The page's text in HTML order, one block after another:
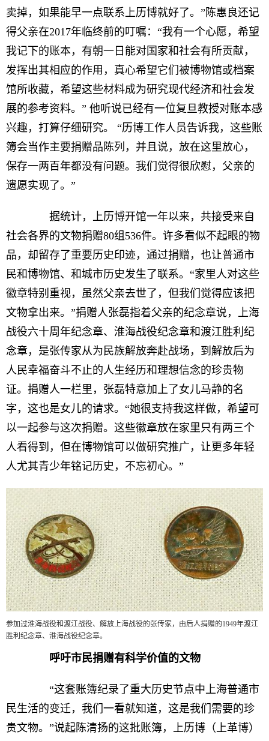
卖掉，如果能早一点联系上历博就好了。”陈惠良还记
得父亲在2017年临终前的叮嘱：“我有一个心愿，希望
我记下的账本，有朝一日能对国家和社会有所贡献，
发挥出其相应的作用，真心希望它们被博物馆或档案
馆所收藏，希望这些材料成为研究现代经济和社会发
展的参考资料。” 他听说已经有一位复旦教授对账本感
兴趣，打算仔细研究。 “历博工作人员告诉我，这些账
簿会当作主要捐赠品陈列，并且说，放在这里放心，
保存一两百年都没有问题。我们觉得很欣慰，父亲的
遗愿实现了。”
据统计，上历博开馆一年以来，共接受来自
社会各界的文物捐赠80组536件。许多看似不起眼的物
品，却留存了重要历史印迹，通过捐赠，也让普通市
民和博物馆、和城市历史发生了联系。“家里人对这些
徽章特别重视，虽然父亲去世了，但我们觉得应该把
文物拿出来。”捐赠人张磊指着父亲的纪念章说，上海
战役六十周年纪念章、淮海战役纪念章和渡江胜利纪
念章，是张传家从为民族解放奔赴战场，到解放后为
人民幸福奋斗不止的人生经历和理想信念的珍贵物
证。捐赠人一栏里，张磊特意加上了女儿马静的名
字，这也是女儿的请求。“她很支持我这样做，希望可
以一起参与这次捐赠。这些徽章放在家里只有两三个
人看得到，但在博物馆可以做研究推广，让更多年轻
人尤其青少年铭记历史，不忘初心。”
参加过淮海战役和渡江战役、解放上海战役的张传家，由后人捐赠的1949年渡江
胜利纪念章、淮海战役纪念章。
呼吁市民捐赠有科学价值的文物
“这套账簿纪录了重大历史节点中上海普通市
民生活的变迁，我们一看就知道，这是我们需要的珍
贵文物。”说起陈清扬的这批账簿，上历博（上革博）